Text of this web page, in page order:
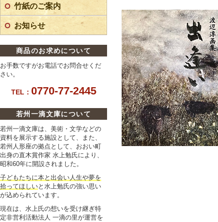
竹紙のご案内
お知らせ
商品のお求めについて
お手数ですがお電話でお問合せくだ
さい。
TEL： 0770-77-2445
若州一滴文庫について
若州一滴文庫は、美術・文学などの
資料を展示する施設として、また、
若州人形座の拠点として、おおい町
出身の直木賞作家 水上勉氏により、
昭和60年に開設されました。
子どもたちに本と出会い人生や夢を
拾ってほしいと水上勉氏の強い思い
が込められています。
現在は、水上氏の想いを受け継ぎ特
定非営利活動法人 一滴の里が運営を